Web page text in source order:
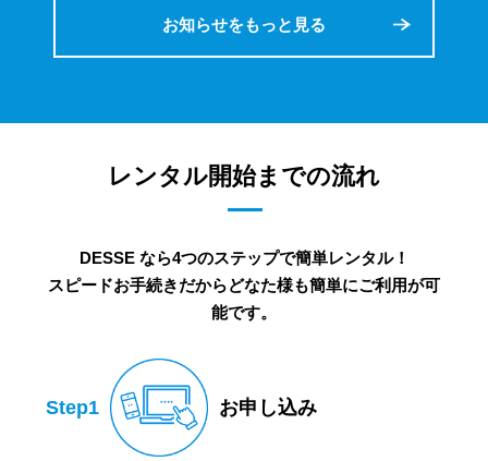
お知らせをもっと見る
レンタル開始までの流れ
DESSE なら4つのステップで簡単レンタル！
スピードお手続きだからどなた様も簡単にご利用が可
能です。
Step1 お申し込み